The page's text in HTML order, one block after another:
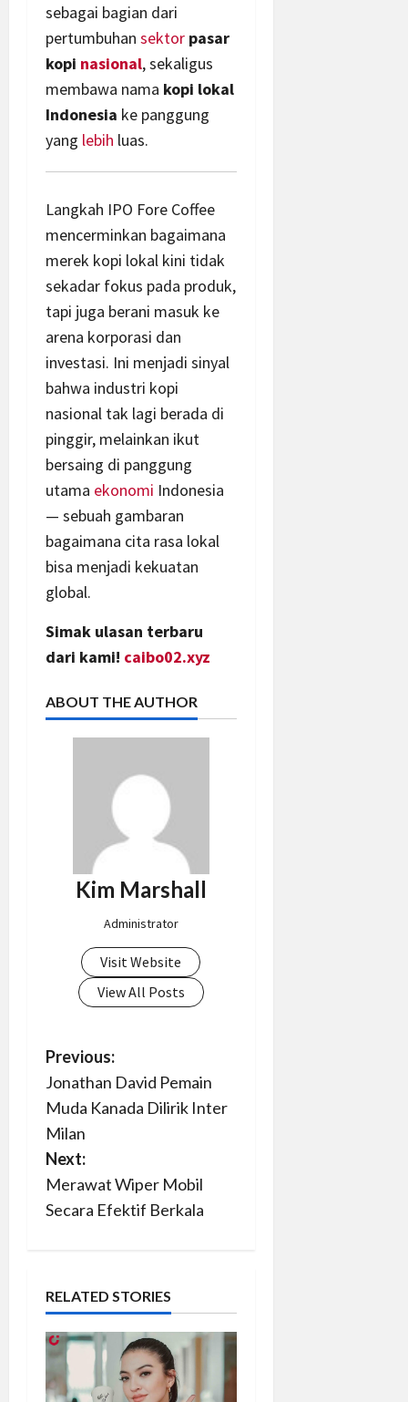
sebagai bagian dari
pertumbuhan sektor pasar
kopi nasional, sekaligus
membawa nama kopi lokal
Indonesia ke panggung
yang lebih luas.
Langkah IPO Fore Coffee
mencerminkan bagaimana
merek kopi lokal kini tidak
sekadar fokus pada produk,
tapi juga berani masuk ke
arena korporasi dan
investasi. Ini menjadi sinyal
bahwa industri kopi
nasional tak lagi berada di
pinggir, melainkan ikut
bersaing di panggung
utama ekonomi Indonesia
— sebuah gambaran
bagaimana cita rasa lokal
bisa menjadi kekuatan
global.
Simak ulasan terbaru
dari kami! caibo02.xyz
ABOUT THE AUTHOR
Kim Marshall
Administrator
Visit Website
View All Posts
P
o
s
t
n
v
i
g
Previous:
Jonathan David Pemain
Muda Kanada Dilirik Inter
Milan
Next:
Merawat Wiper Mobil
Secara Efektif Berkala
RELATED STORIES